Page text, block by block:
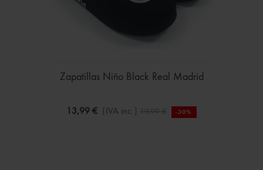
Zapatillas Niño Black Real Madrid
13,99 € (IVA inc.) 19,99 € -30%